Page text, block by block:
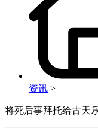
资讯 >
将死后事拜托给古天